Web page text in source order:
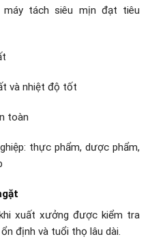
máy tách siêu mịn đạt tiêu
và nhiệt độ tốt
toàn
thực phẩm, dược phẩm,
xuất xưởng được kiểm tra
định và tuổi thọ lâu dài.